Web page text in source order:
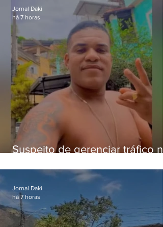
Suspeito de gerenciar tráfico na
foragido
Jornal Daki
há 7 horas
Jornal Daki
há 7 horas